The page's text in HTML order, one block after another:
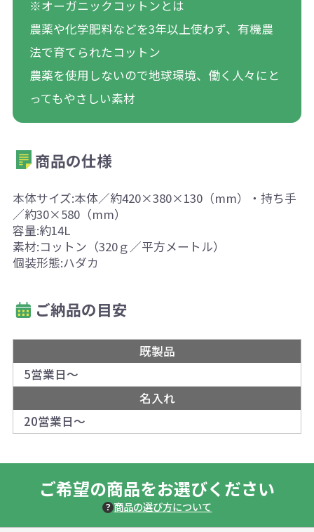
※オーガニックコットンとは
農薬や化学肥料などを3年以上使わず、有機農
法で育てられたコットン
農薬を使用しないので地球環境、働く人々にと
ってもやさしい素材
商品の仕様
本体サイズ:本体／約420×380×130（mm）・持ち手
／約30×580（mm）
容量:約14L
素材:コットン（320ｇ／平方メートル）
個装形態:ハダカ
ご納品の目安
既製品
5営業日～
名入れ
20営業日～
ご希望の商品をお選びください
商品の選び方について